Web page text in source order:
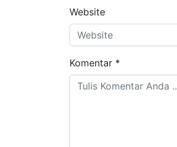
Website
Komentar *